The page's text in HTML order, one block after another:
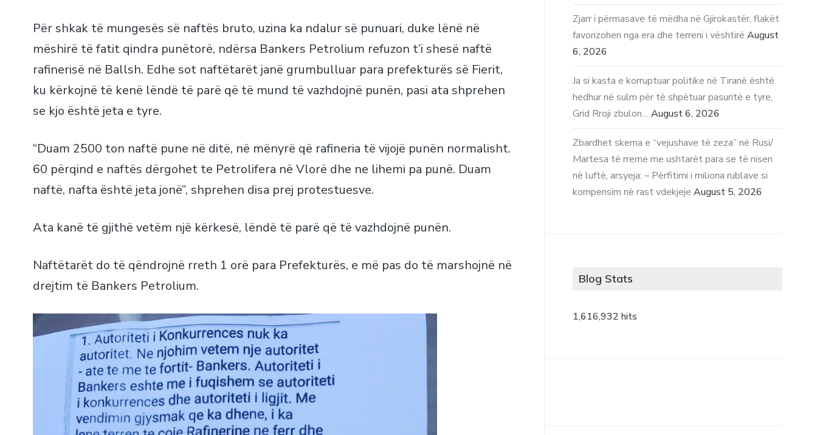
Për shkak të mungesës së naftës bruto, uzina ka ndalur së punuari, duke lënë në
mëshirë të fatit qindra punëtorë, ndërsa Bankers Petrolium refuzon t’i shesë naftë
rafinerisë në Ballsh. Edhe sot naftëtarët janë grumbulluar para prefekturës së Fierit,
ku kërkojnë të kenë lëndë të parë që të mund të vazhdojnë punën, pasi ata shprehen
se kjo është jeta e tyre.
“Duam 2500 ton naftë pune në ditë, në mënyrë që rafineria të vijojë punën normalisht.
60 përqind e naftës dërgohet te Petrolifera në Vlorë dhe ne lihemi pa punë. Duam
naftë, nafta është jeta jonë”, shprehen disa prej protestuesve.
Ata kanë të gjithë vetëm një kërkesë, lëndë të parë që të vazhdojnë punën.
Naftëtarët do të qëndrojnë rreth 1 orë para Prefekturës, e më pas do të marshojnë në
drejtim të Bankers Petrolium.
Zjarr i përmasave të mëdha në Gjirokastër, flakët
favorizohen nga era dhe terreni i vështirë August
6, 2026
Ja si kasta e korruptuar politike në Tiranë është
hedhur në sulm për të shpëtuar pasuritë e tyre,
Grid Rroji zbulon… August 6, 2026
Zbardhet skema e “vejushave të zeza” në Rusi/
Martesa të rreme me ushtarët para se të nisen
në luftë, arsyeja: – Përfitimi i miliona rublave si
kompensim në rast vdekjeje August 5, 2026
Blog Stats
1,616,932 hits